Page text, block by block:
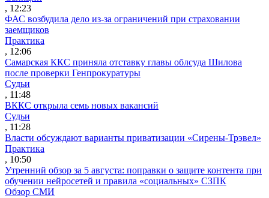
, 12:23
ФАС возбудила дело из-за ограничений при страховании
заемщиков
Практика
, 12:06
Самарская ККС приняла отставку главы облсуда Шилова
после проверки Генпрокуратуры
Судьи
, 11:48
ВККС открыла семь новых вакансий
Судьи
, 11:28
Власти обсуждают варианты приватизации «Сирены-Трэвел»
Практика
, 10:50
Утренний обзор за 5 августа: поправки о защите контента при
обучении нейросетей и правила «социальных» СЗПК
Обзор СМИ